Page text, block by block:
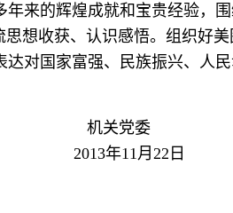
来的辉煌成就和宝贵经验，
想收获、认识感悟。组织好
对国家富强、民族振兴、人民
委
22日